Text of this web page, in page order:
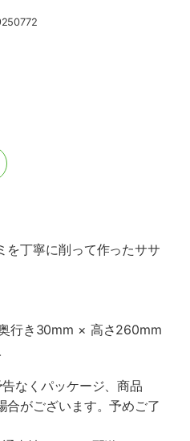
を丁寧に削って作ったササ
行き30mm × 高さ260mm
なくパッケージ、商品
合がございます。予めご了